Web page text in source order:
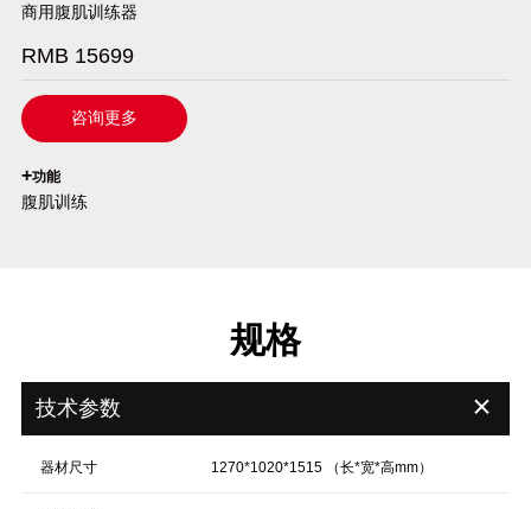
商用腹肌训练器
RMB 15699
咨询更多
`
+功能
腹肌训练
规格
技术参数 ＋
器材尺寸 1270*1020*1515 （长*宽*高mm）